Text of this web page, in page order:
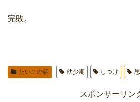
完敗。
たいこの話 幼少期 しつけ
スポンサーリン